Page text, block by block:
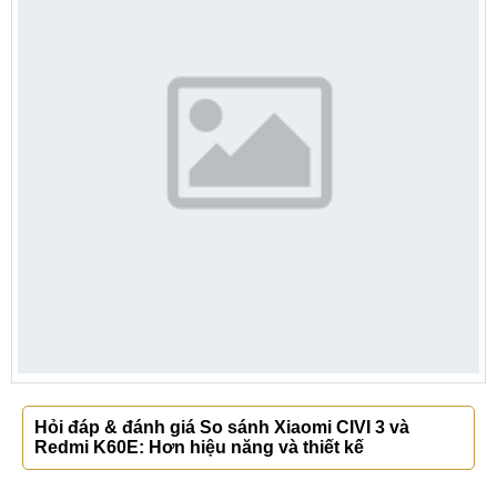
Hỏi đáp & đánh giá So sánh Xiaomi CIVI 3 và
Redmi K60E: Hơn hiệu năng và thiết kế